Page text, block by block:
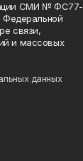
СМИ № ФС77-
Федеральной
связи,
и массовых
данных